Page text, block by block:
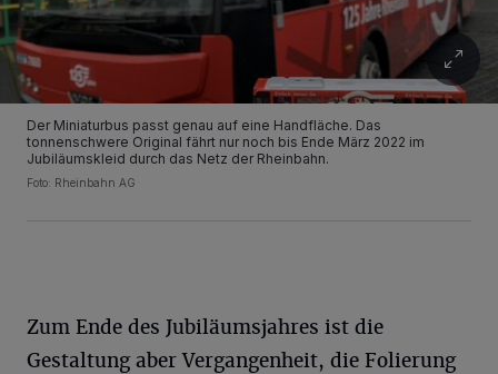
Der Miniaturbus passt genau auf eine Handfläche. Das
tonnenschwere Original fährt nur noch bis Ende März 2022 im
Jubiläumskleid durch das Netz der Rheinbahn.
Foto: Rheinbahn AG
Zum Ende des Jubiläumsjahres ist die
Gestaltung aber Vergangenheit, die Folierung